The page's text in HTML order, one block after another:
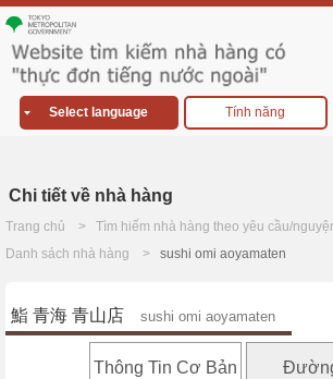
Select language Tính năng
Chi tiết về nhà hàng
Trang chủ
Tìm hiếm nhà hàng theo yêu cầu/
Danh sách nhà hàng
sushi omi aoyamaten
鮨 青海 青山店 sushi omi aoyamaten
Thông Tin Cơ Bản